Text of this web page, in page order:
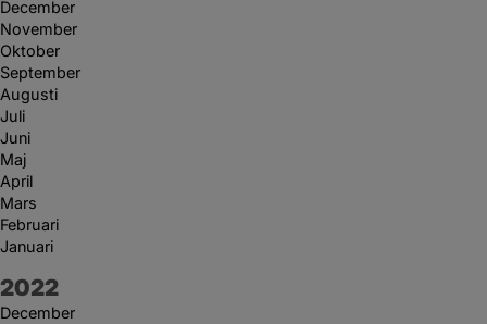
December
November
Oktober
September
Augusti
Juli
Juni
Maj
April
Mars
Februari
Januari
År:
2022
December